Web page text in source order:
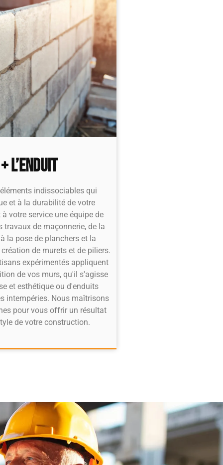
L’ENDUIT
indissociables qui
et à la durabilité de votre
votre service une équipe de
de maçonnerie, de la
la pose de planchers et la
de murets et de piliers.
expérimentés appliquent
de vos murs, qu'il s'agisse
et esthétique ou d'enduits
intempéries. Nous maîtrisons
pour vous offrir un résultat
de votre construction.